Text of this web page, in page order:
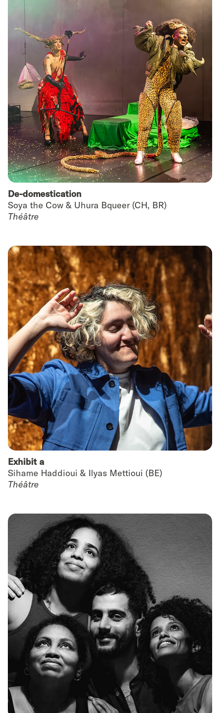
De-domestication
Soya the Cow & Uhura Bqueer (CH, BR)
Théâtre
Exhibit a
Sihame Haddioui & Ilyas Mettioui (BE)
Théâtre